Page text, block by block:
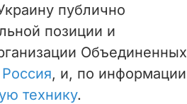
публично
позиции и
Объединенных
, и, по информации
технику.